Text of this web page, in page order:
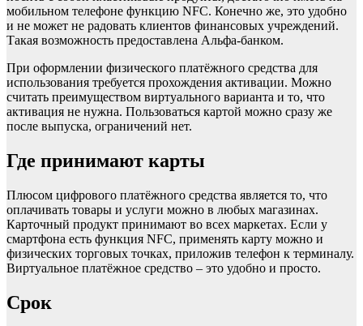
мобильном телефоне функцию NFC. Конечно же, это удобно
и не может не радовать клиентов финансовых учреждений.
Такая возможность предоставлена Альфа-банком.
При оформлении физического платёжного средства для
использования требуется прохождения активации. Можно
считать преимуществом виртуального варианта и то, что
активация не нужна. Пользоваться картой можно сразу же
после выпуска, ограничений нет.
Где принимают карты
Плюсом цифрового платёжного средства является то, что
оплачивать товары и услуги можно в любых магазинах.
Карточный продукт принимают во всех маркетах. Если у
смартфона есть функция NFC, применять карту можно и
физических торговых точках, приложив телефон к терминалу.
Виртуальное платёжное средство – это удобно и просто.
Срок